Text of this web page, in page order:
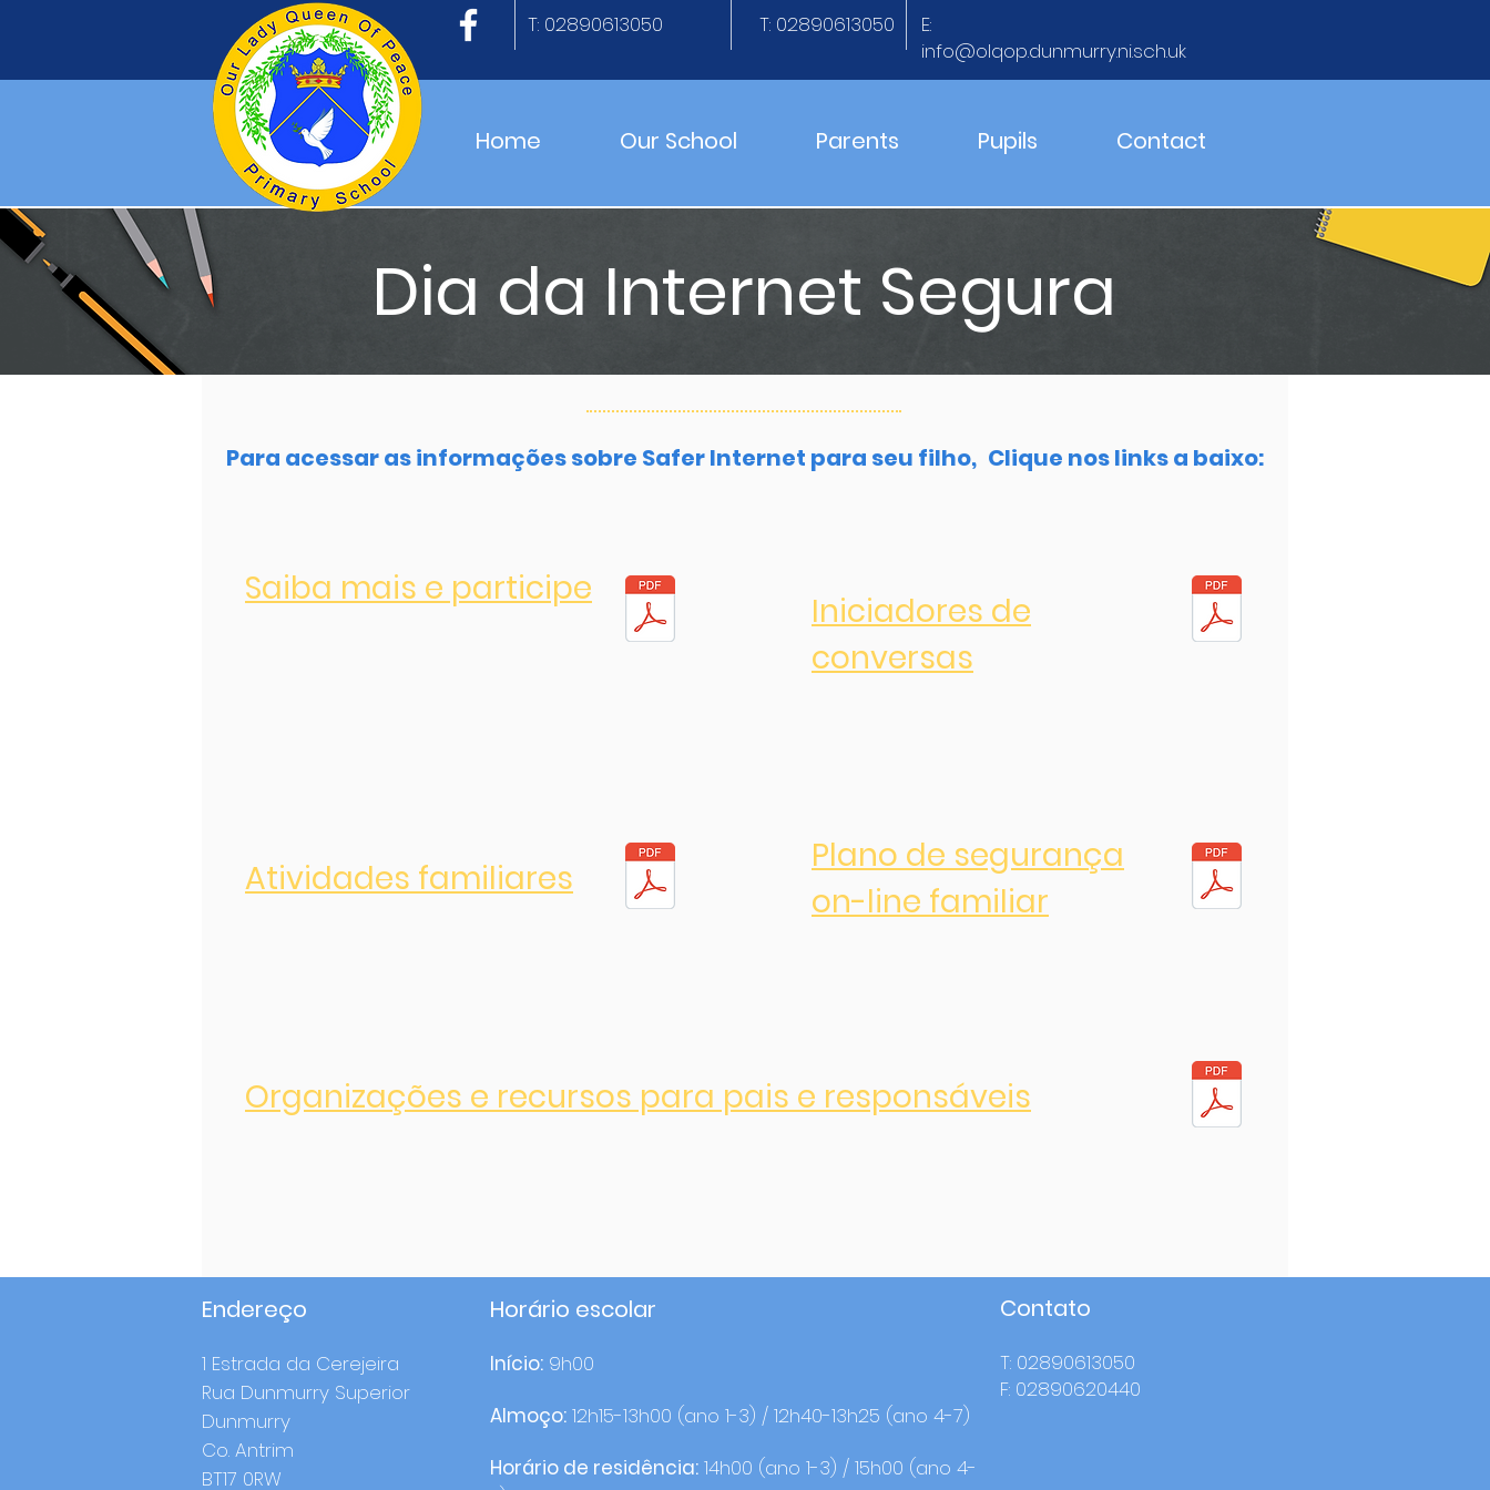
Home Our School Parents Pupils Contact
T: 02890613050 T: 02890613050
E:
info@olqop.dunmurry.ni.sch.uk
Dia da Internet Segura
Para acessar as informações sobre Safer Internet para seu filho, Clique nos links a baixo:
Saiba mais e participe
Iniciadores de
conversas
Atividades familiares
Plano de segurança
on-line familiar
Organizações e recursos para pais e responsáveis
Endereço
1 Estrada da Cerejeira
Rua Dunmurry Superior
Dunmurry
Co. Antrim
BT17 0RW
Horário escolar
Início: 9h00
Almoço: 12h15-13h00 (ano 1-3) / 12h40-13h25 (ano 4-7)
Horário de residência: 14h00 (ano 1-3) / 15h00 (ano 4-
Contato
T: 02890613050
F: 02890620440